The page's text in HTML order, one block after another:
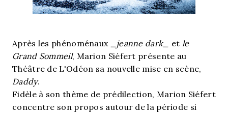
Après les phénoménaux _jeanne dark_ et le
Grand Sommeil, Marion Siéfert présente au
Théâtre de L'Odéon sa nouvelle mise en scène,
Daddy.
Fidèle à son thème de prédilection, Marion Siéfert
concentre son propos autour de la période si